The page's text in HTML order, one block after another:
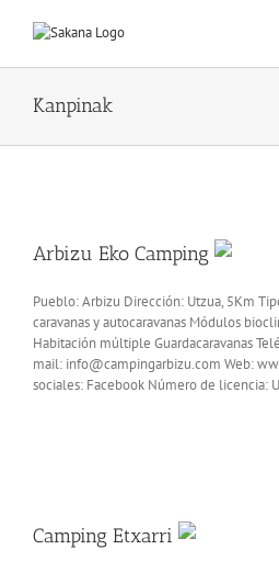
Kanpinak
Arbizu Eko Camping
Pueblo: Arbizu Dirección: Utzua, 5Km
caravanas y autocaravanas Módulos
Habitación múltiple Guardacaravanas
mail: info@campingarbizu.com Web:
sociales: Facebook Número de licencia:
Camping Etxarri